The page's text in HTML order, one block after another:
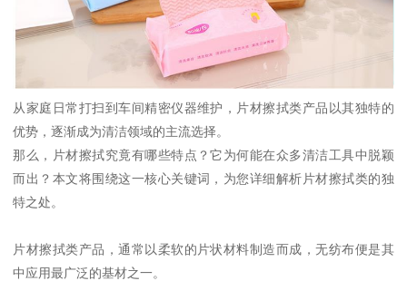
从家庭日常打扫到车间精密仪器维护，片材擦拭类产品以其独特的
优势，逐渐成为清洁领域的主流选择。
那么，片材擦拭究竟有哪些特点？它为何能在众多清洁工具中脱颖
而出？本文将围绕这一核心关键词，为您详细解析片材擦拭类的独
特之处。
片材擦拭类产品，通常以柔软的片状材料制造而成，无纺布便是其
中应用最广泛的基材之一。